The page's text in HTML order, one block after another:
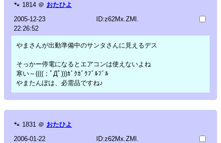
🐾 1814 ＠ おたひよ
2005-12-23
22:26:52
ID:z62Mx.ZMl.
やまさんが出動準備中のサンタさんに見えるデス
そっかー停電になるとエアコンは使えないよね
寒い～((((；ﾟДﾟ)))ｶﾞｸｶﾞｸﾌﾞﾙﾌﾞﾙ
やまたんぽは、必需品ですね♪
🐾 1831 ＠ おたひよ
2006-01-22
ID:z62Mx.ZMl.